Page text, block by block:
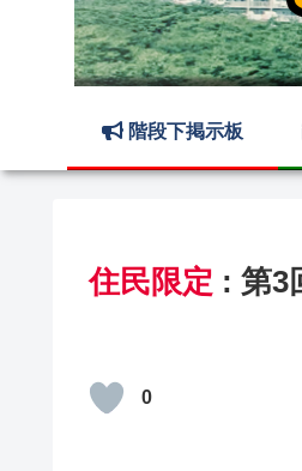
階段下掲示板
住民限定 : 第3
0